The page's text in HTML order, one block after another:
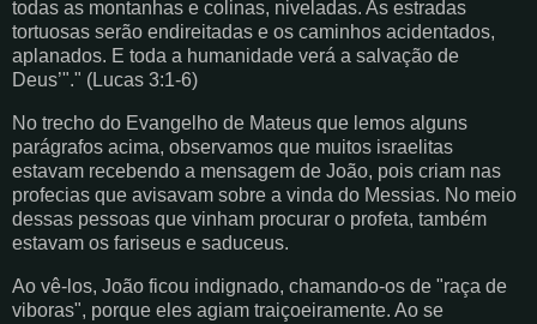
todas as montanhas e colinas, niveladas. As estradas
tortuosas serão endireitadas e os caminhos acidentados,
aplanados. E toda a humanidade verá a salvação de
Deus’"." (Lucas 3:1-6)
No trecho do Evangelho de Mateus que lemos alguns
parágrafos acima, observamos que muitos israelitas
estavam recebendo a mensagem de João, pois criam nas
profecias que avisavam sobre a vinda do Messias. No meio
dessas pessoas que vinham procurar o profeta, também
estavam os fariseus e saduceus.
Ao vê-los, João ficou indignado, chamando-os de "raça de
viboras", porque eles agiam traiçoeiramente. Ao se